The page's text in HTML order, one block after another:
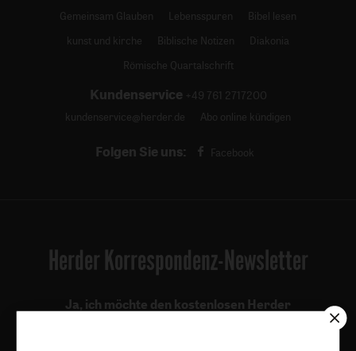
Gemeinsam Glauben
Lebensspuren
Bibel lesen
kunst und kirche
Biblische Notizen
Diakonia
Römische Quartalschrift
Kundenservice +49 761 2717200
kundenservice@herder.de
Abo online kündigen
Folgen Sie uns: Facebook
Herder Korrespondenz-Newsletter
Ja, ich möchte den kostenlosen Herder
und willige in